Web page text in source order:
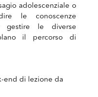
adolescenziale o
le conoscenze
le diverse
il percorso di
end di lezione da